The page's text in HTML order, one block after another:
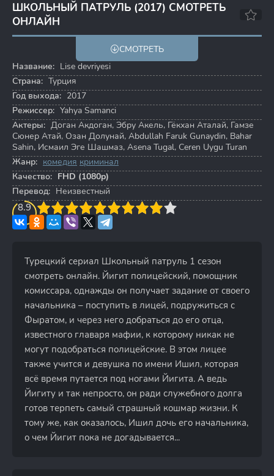
ШКОЛЬНЫЙ ПАТРУЛЬ (2017) СМОТРЕТЬ
ОНЛАЙН
СМОТРЕТЬ
Название: Lise devriyesi
Страна: Турция
Год выхода: 2017
Режиссер: Yahya Samanci
Актеры: Доган Акдоган, Эбру Акель, Гёкхан Аталай, Гамзе
Сюнер Атай, Озан Долунай, Abdullah Faruk Gunaydin, Bahar
Sahin, Исмаил Эге Шашмаз, Asena Tugal, Ceren Uygu Turan
Жанр: комедия криминал
Качество: FHD (1080p)
Перевод: Неизвестный
8.9
4 5 6 7 8 9 10
Турецкий сериал Школьный патруль 1 сезон
смотреть онлайн. Йигит полицейский, помощник
комиссара, однажды он получает задание от своего
начальника – поступить в лицей, подружиться с
Фыратом, и через него добраться до его отца,
известного главаря мафии, к которому никак не
могут подобраться полицейские. В этом лицее
также учится и девушка по имени Ишил, которая
всё время путается под ногами Йигита. А ведь
Йигиту и так непросто, он ради служебного долга
готов терпеть самый страшный кошмар жизни. К
тому же, как оказалось, Ишил дочь его начальника,
о чем Йигит пока не догадывается...